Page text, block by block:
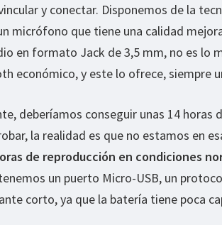
y conectar. Disponemos de la
micrófono que tiene una calidad
en formato Jack de 3,5 mm, no es lo
económico, y este lo ofrece, siempre
deberíamos conseguir unas 14 horas
la realidad es que no estamos en
de reproducción en condiciones
un puerto Micro-USB, un
corto, ya que la batería tiene poca